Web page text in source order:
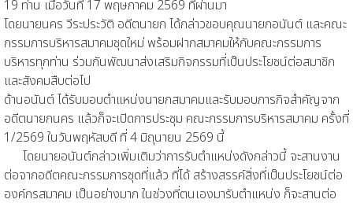
19 ท่าน เมื่อวันที่ 17 พฤษภาคม 2569 ที่ผ่านมา
โดยนายนคร วีระประวัติ อดีตนายก ได้กล่าวขอบคุณนายกอนันต์ และคณะ
กรรมการบริหารสมาคมชุดใหม่ พร้อมฝากสมาคมให้กับคณะกรรมการ
บริหารทุกท่าน ร่วมกันพัฒนาส่งเสริมกิจกรรมที่เป็นประโยชน์ต่อสมาชิก
และสังคมสืบต่อไป
ด้านอนันต์ ได้รับมอบตำแหน่งนายกสมาคมและรับมอบภารกิจสำคัญจาก
อดีตนายกนคร แล้วก็จะเปิดการประชุม คณะกรรมการบริหารสมาคม ครั้งที่
1/2569 ในวันพฤหัสบดี ที่ 4 มิถุนายน 2569 นี้
โดยนายอนันต์กล่าวเพิ่มเติมว่าการรับตำแหน่งดังกล่าวนี้ จะสานงาน
ต่อจากอดีตคณะกรรมการชุดที่แล้ว ที่ได้ สร้างสรรค์สิ่งที่เป็นประโยชน์ต่อ
องค์กรสมาคม เป็นอย่างมาก ในช่วงที่ตนเองมารับตำแหน่ง ก็จะสานต่อ